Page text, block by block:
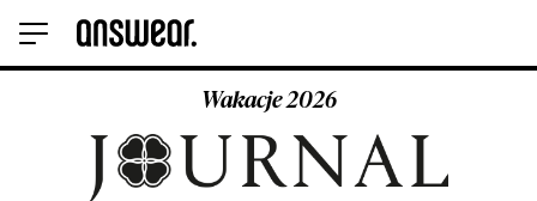
Wakacje 2026